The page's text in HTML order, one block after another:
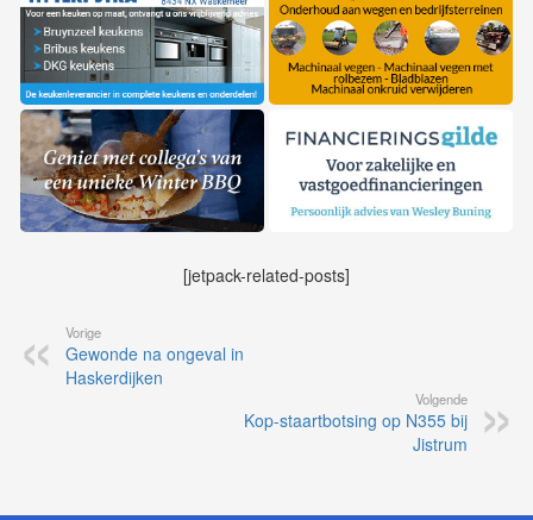
[jetpack-related-posts]
Vorige
Gewonde na ongeval in
Haskerdijken
Volgende
Kop-staartbotsing op N355 bij
Jistrum